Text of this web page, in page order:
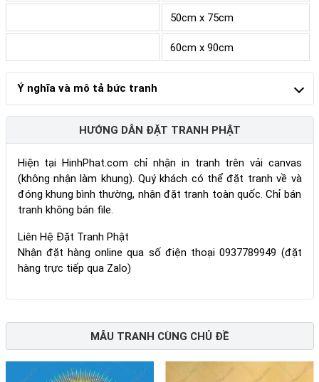
50cm x 75cm
60cm x 90cm
Ý nghĩa và mô tả bức tranh
HƯỚNG DẪN ĐẶT TRANH PHẬT
Hiện tại HinhPhat.com chỉ nhận in tranh trên vải canvas
(không nhận làm khung). Quý khách có thể đặt tranh về và
đóng khung bình thường, nhận đặt tranh toàn quốc. Chỉ bán
tranh không bán file.
Liên Hệ Đặt Tranh Phật
Nhận đặt hàng online qua số điện thoại 0937789949 (đặt
hàng trực tiếp qua Zalo)
MẪU TRANH CÙNG CHỦ ĐỀ